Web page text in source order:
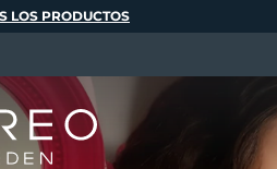
LOS PRODUCTOS